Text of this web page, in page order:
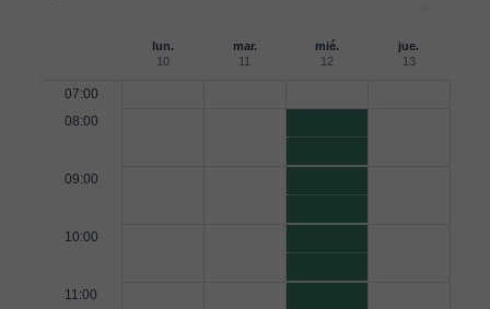
lun.
10
mar.
11
mié.
12
jue.
13
07:00
08:00
09:00
10:00
11:00